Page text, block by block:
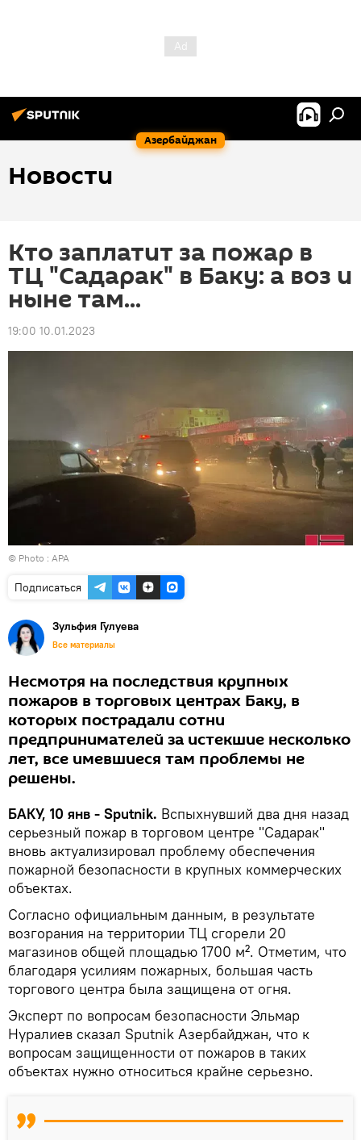
Азербайджан
Новости
Кто заплатит за пожар в
ТЦ "Садарак" в Баку: а воз и
ныне там...
19:00 10.01.2023
© Photo : APA
Подписаться
Зульфия Гулуева
Все материалы
Несмотря на последствия крупных
пожаров в торговых центрах Баку, в
которых пострадали сотни
предпринимателей за истекшие несколько
лет, все имевшиеся там проблемы не
решены.
БАКУ, 10 янв - Sputnik. Вспыхнувший два дня назад
серьезный пожар в торговом центре "Садарак"
вновь актуализировал проблему обеспечения
пожарной безопасности в крупных коммерческих
объектах.
Согласно официальным данным, в результате
возгорания на территории ТЦ сгорели 20
магазинов общей площадью 1700 м². Отметим, что
благодаря усилиям пожарных, большая часть
торгового центра была защищена от огня.
Эксперт по вопросам безопасности Эльмар
Нуралиев сказал Sputnik Азербайджан, что к
вопросам защищенности от пожаров в таких
объектах нужно относиться крайне серьезно.